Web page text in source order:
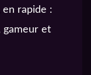
en rapide :
gameur et